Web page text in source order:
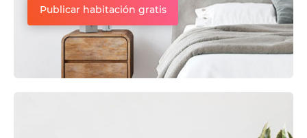
Publicar habitación gratis